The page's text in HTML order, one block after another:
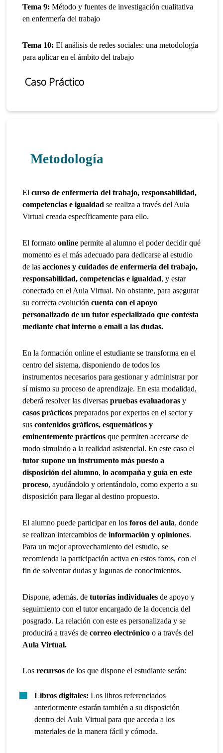
Tema 9: Método y fuentes de investigación cualitativa
en enfermería del trabajo
Tema 10: El análisis de redes sociales: una metodología
para aplicar en el ámbito del trabajo
Caso Práctico
Metodología
Elcurso de enfermería del trabajo, responsabilidad,
competencias e igualdad se realiza a través del Aula
Virtual creada específicamente para ello.
El formato online permite al alumno el poder decidir qué
momento es el más adecuado para dedicarse al estudio
de lasacciones y cuidados de enfermería del trabajo,
responsabilidad, competencias e igualdad, y estar
conectado en el Aula Virtual. No obstante, para asegurar
su correcta evolución cuenta con el apoyo
personalizado de un tutor especializado que contesta
mediante chat interno o email a las dudas.
En la formación online el estudiante se transforma en el
centro del sistema, disponiendo de todos los
instrumentos necesarios para gestionar y administrar por
sí mismo su proceso de aprendizaje. En esta modalidad,
deberá resolver las diversaspruebas evaluadoras y
casos prácticospreparados por expertos en el sector y
suscontenidos gráficos, esquemáticos y
eminentemente prácticos que permiten acercarse de
modo simulado a la realidad asistencial. En este caso el
tutor supone un instrumento más puesto a
disposición del alumno,lo acompaña y guía en este
proceso, ayudándolo y orientándolo, como experto a su
disposición para llegar al destino propuesto.
El alumno puede participar en losforos del aula, donde
se realizan intercambios deinformación y opiniones.
Para un mejor aprovechamiento del estudio, se
recomienda la participación activa en estos foros, con el
fin de solventar dudas y lagunas de conocimientos.
Dispone, además, detutorías individuales de apoyo y
seguimiento con el tutor encargado de la docencia del
posgrado. La relación con este es personalizada y se
producirá a través decorreo electrónico o a través del
Aula Virtual.
Losrecursos de los que dispone el estudiante serán:
Libros digitales:Los libros referenciados
anteriormente estarán también a su disposición
dentro del Aula Virtual para que acceda a los
materiales de la manera fácil y cómoda.